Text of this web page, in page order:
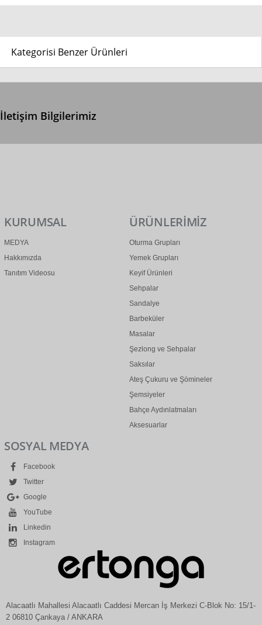
Kategorisi Benzer Ürünleri
İletişim Bilgilerimiz
KURUMSAL
MEDYA
Hakkımızda
Tanıtım Videosu
ÜRÜNLERİMİZ
Oturma Grupları
Yemek Grupları
Keyif Ürünleri
Sehpalar
Sandalye
Barbeküler
Masalar
Şezlong ve Sehpalar
Saksılar
Ateş Çukuru ve Şömineler
Şemsiyeler
Bahçe Aydınlatmaları
Aksesuarlar
SOSYAL MEDYA
Facebook
Twitter
Google
YouTube
Linkedin
Instagram
Alacaatlı Mahallesi Alacaatlı Caddesi Mercan İş Merkezi C-Blok No: 15/1-
2 06810 Çankaya / ANKARA